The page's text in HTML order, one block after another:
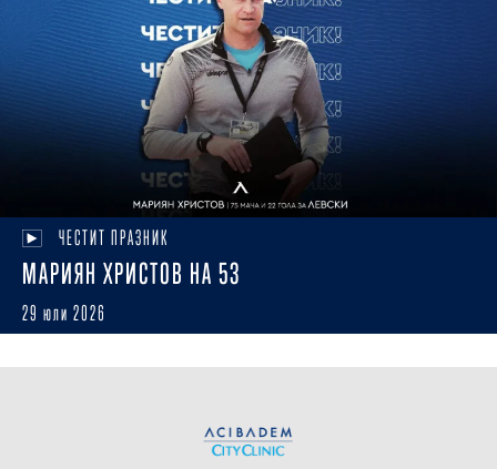
ЧЕСТИТ ПРАЗНИК
МАРИЯН ХРИСТОВ НА 53
29 юли 2026